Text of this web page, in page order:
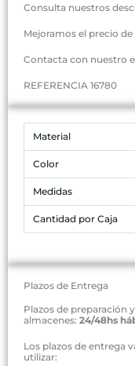
Consulta nuestros
Mejoramos el precio
Contacta con nuestro
REFERENCIA 16780
Material
Color
Medidas
Cantidad por Caja
Plazos de Entrega
Plazos de preparación
almacenes: 24/48hs
Los plazos de entrega
utilizar: